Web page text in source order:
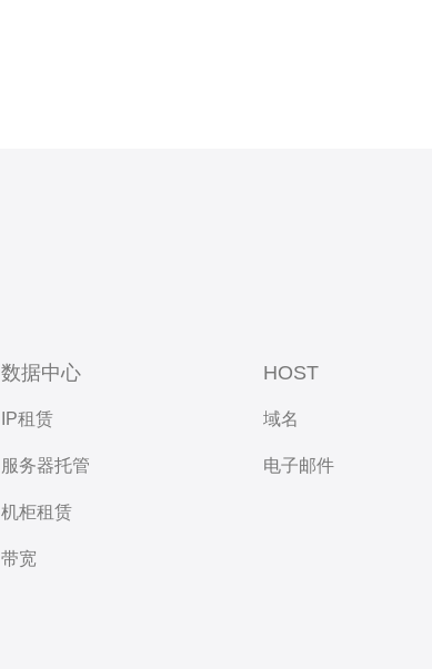
数据中心
IP租赁
服务器托管
机柜租赁
带宽
HOST
域名
电子邮件